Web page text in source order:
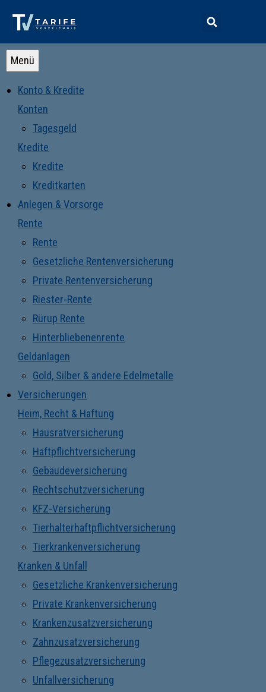
Menü
Konto & Kredite
Konten
Tagesgeld
Kredite
Kredite
Kreditkarten
Anlegen & Vorsorge
Rente
Rente
Gesetzliche Rentenversicherung
Private Rentenversicherung
Riester-Rente
Rürup Rente
Hinterbliebenenrente
Geldanlagen
Gold, Silber & andere Edelmetalle
Versicherungen
Heim, Recht & Haftung
Hausratversicherung
Haftpflichtversicherung
Gebäudeversicherung
Rechtschutzversicherung
KFZ-Versicherung
Tierhalterhaftpflichtversicherung
Tierkrankenversicherung
Kranken & Unfall
Gesetzliche Krankenversicherung
Private Krankenversicherung
Krankenzusatzversicherung
Zahnzusatzversicherung
Pflegezusatzversicherung
Unfallversicherung